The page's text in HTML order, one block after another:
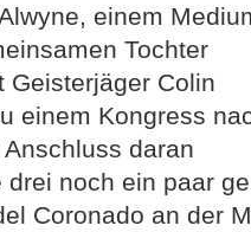
einem
Tochter
Geisterjäger Colin
einem Kongress
daran
drei noch ein paar
Coronado an der